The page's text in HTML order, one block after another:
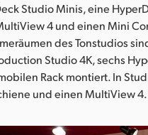
Studio Minis, eine
4 und einen Mini
des Tonstudios
Studio 4K, sechs
Rack montiert. In
und einen MultiView 4.